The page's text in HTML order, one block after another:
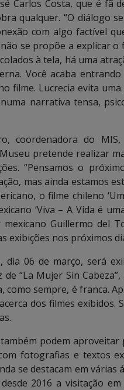
Carlos Costa, que é fã
qualquer. “O diálogo
com algo factível
se propõe a explicar
à tela, há uma
Você acaba
filme. Lucrecia evita
narrativa tensa,
coordenadora do
pretende realizar
“Pensamos o
mas ainda estamos
o filme chileno
‘Viva – A Vida é
mexicano Guillermo del
exibições nos próximos
dia 06 de março, será
de “La Mujer Sin
como sempre, é franca.
dos filmes exibidos.
podem
fotografias e textos
se destacam em várias
2016 a visitação